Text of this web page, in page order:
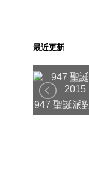
最近更新
947 聖誕派